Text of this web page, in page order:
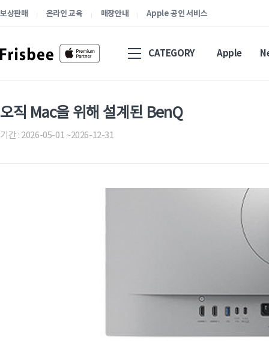
보상판매 온라인 교육 매장안내 Apple 공인 서비스
CATEGORY Apple
오직 Mac을 위해 설계된 BenQ
기간 : 2026-05-01 ~2026-12-31